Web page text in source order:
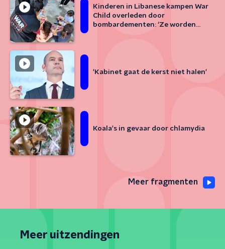
Kinderen in Libanese kampen War
Child overleden door
bombardementen: ‘Ze worden
'Kabinet gaat de kerst niet halen'
Koala's in gevaar door chlamydia
Meer fragmenten
Meer uitzendingen